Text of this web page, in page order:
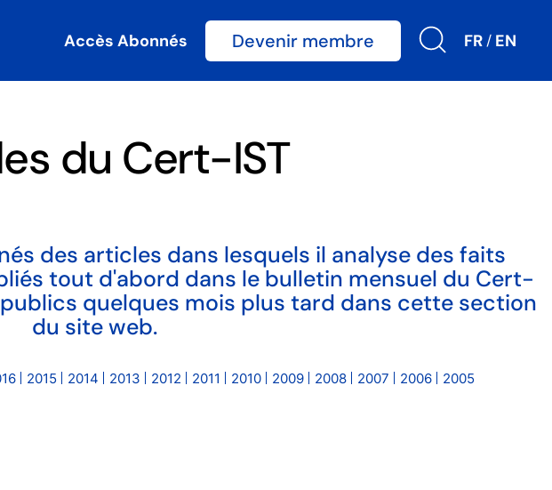
Accès Abonnés Devenir membre FR / EN
du Cert-IST
des articles dans lesquels il analyse des faits
tout d'abord dans le bulletin mensuel du Cert-
quelques mois plus tard dans cette section
du site web.
2015 2014 2013 2012 2011 2010 2009 2008 2007 2006 2005